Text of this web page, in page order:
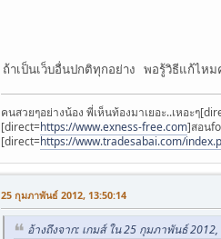
ถ้าเป็นเว็บอื่นปกติทุกอย่าง พอรู้วิธีแก้ไหม
คนสวยๆอย่างน้อง พี่เห็นท้องมาเยอะ..เหอะๆ
[direct=https://www.exness-free.com]สอน
[direct=https://www.tradesabai.com/
25 กุมภาพันธ์ 2012, 13:50:14
อ้างถึงจาก: เกมส์ ใน 25 กุมภาพันธ์